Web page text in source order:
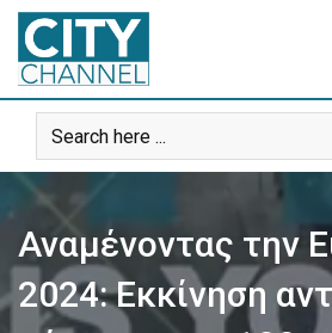
Skip
content
Αναμένοντας την
2024: Εκκίνηση